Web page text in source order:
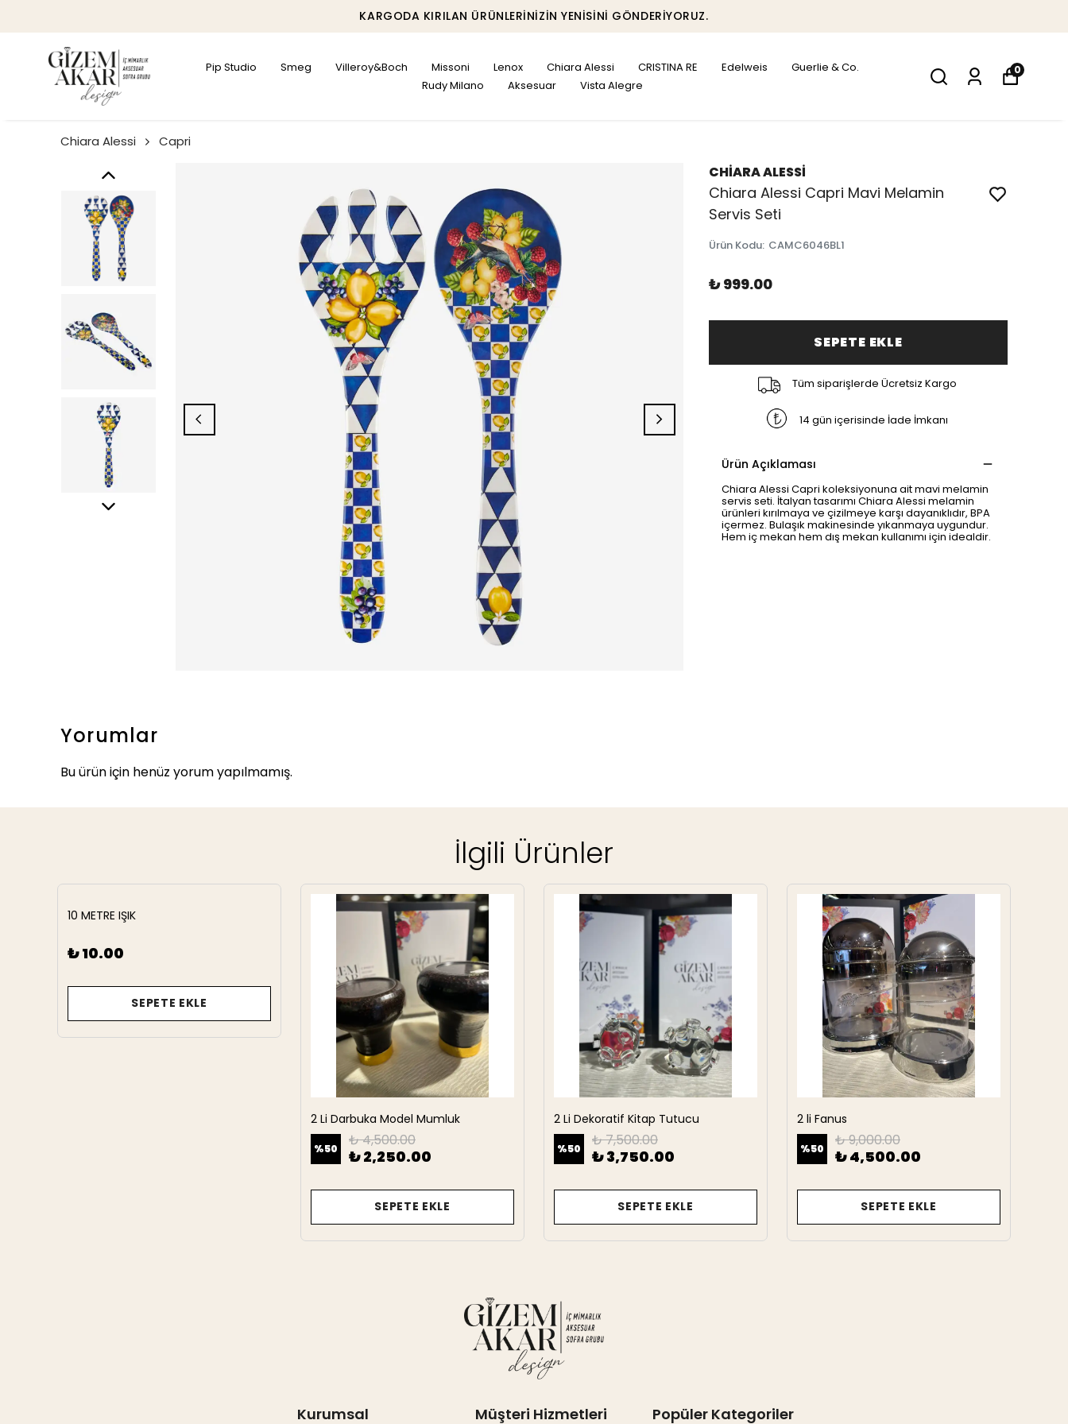
KARGODA KIRILAN ÜRÜNLERINIZIN YENISINI GÖNDERIYORUZ.
Pip Studio Smeg Villeroy&Boch Missoni Lenox Chiara Alessi CRISTINA RE Edelweis
Guerlie & Co.
Rudy Milano
Aksesuar Vista Alegre
0
Chiara Alessi Capri
CHİARA ALESSİ
Chiara Alessi Capri Mavi Melamin
Servis Seti
Ürün Kodu: CAMC6046BL1
₺ 999.00
SEPETE EKLE
Tüm siparişlerde Ücretsiz Kargo
14 gün içerisinde İade İmkanı
Ürün Açıklaması
Chiara Alessi Capri koleksiyonuna ait mavi melamin
servis seti. İtalyan tasarımı Chiara Alessi melamin
ürünleri kırılmaya ve çizilmeye karşı dayanıklıdır, BPA
içermez. Bulaşık makinesinde yıkanmaya uygundur.
Hem iç mekan hem dış mekan kullanımı için idealdir.
Yorumlar
Bu ürün için henüz yorum yapılmamış.
İlgili Ürünler
10 METRE IŞIK
₺ 10.00
SEPETE EKLE
2 Li Darbuka Model Mumluk
%50 ₺ 4,500.00
₺ 2,250.00
SEPETE EKLE
2 Li Dekoratif Kitap Tutucu
%50 ₺ 7,500.00
₺ 3,750.00
SEPETE EKLE
2 li Fanus
%50 ₺ 9,000.00
₺ 4,500.00
SEPETE EKLE
Kurumsal Müşteri Hizmetleri Popüler Kategoriler